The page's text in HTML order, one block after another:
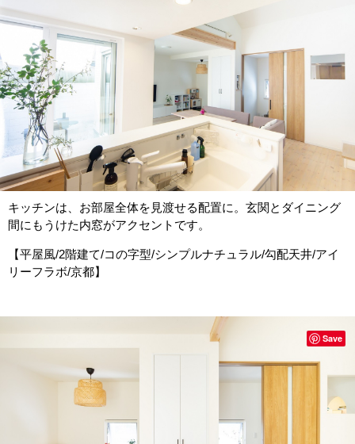
キッチンは、お部屋全体を見渡せる配置に。玄関とダイニング
間にもうけた内窓がアクセントです。
【平屋風/2階建て/コの字型/シンプルナチュラル/勾配天井/アイ
リーフラボ/京都】
Save